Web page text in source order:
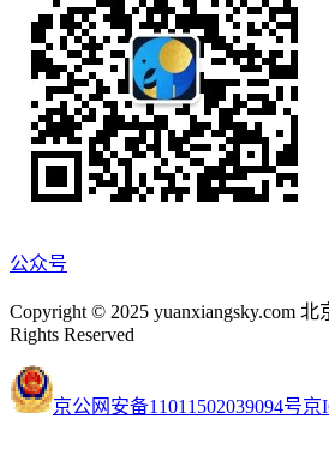
公众号
Copyright © 2025 yuanxiangsky.com
Rights Reserved
京公网安备11011502039094号京